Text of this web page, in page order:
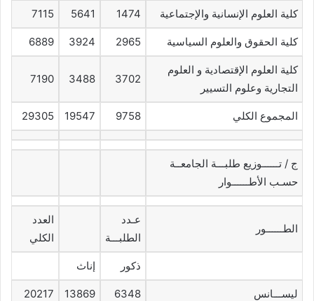
كلية العلوم الإنسانية والإجتماعية 1474
5641
7115
كلية الحقوق والعلوم السياسية 2965
3924
6889
كلية العلوم الإقتصادية و العلوم
التجارية وعلوم التسيير
3702
3488
7190
المجموع الكلي 9758
19547
29305
ج / تــــــوزيع طلبـــة الجامعــة
حسـب الأطــــــوار
الطــــــور
عـدد
الطلبـــة
العدد
الكلي
ذكور إناث
ليســـانس 6348
13869
20217